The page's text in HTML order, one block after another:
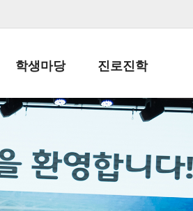
학생마당
학생생활규정
학교신문
자율진로동아리
유초등 소식지
진로진학
공지사항 및 입시자료
드림레터